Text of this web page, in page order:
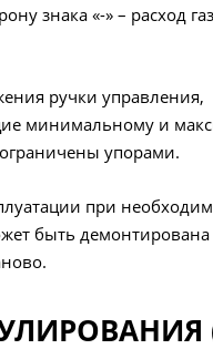
знака «-» – расход
ручки управления,
минимальному и
ограничены упорами.
при
быть демонтирована